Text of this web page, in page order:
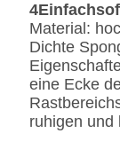
Material:
Dichte
eine Ecke
ruhigen und